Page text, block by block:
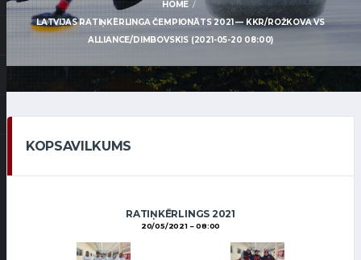
HOME
LATVIJAS RATIŅKĒRLINGA ČEMPIONĀTS 2021 — KKR/ROŽKOVA VS
ALLIANCE/DIMBOVSKIS (2021-05-20 08:00)
KOPSAVILKUMS
RATIŅKĒRLINGS 2021
20/05/2021 08:00